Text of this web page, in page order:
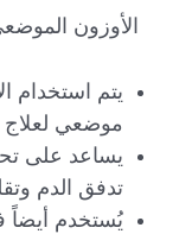
الأوزون
يتم استخدام
موضعي لعلاج
يساعد على
تدفق الدم
يُستخدم أيضاً